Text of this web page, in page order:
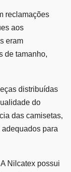
reclamações
aos
eram
de tamanho,
distribuídas
do
das camisetas,
para
Nilcatex possui